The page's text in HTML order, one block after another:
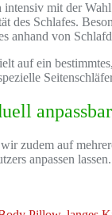
mit der
des Schlafes.
anhand von
auf ein
zudem auf
anpassen